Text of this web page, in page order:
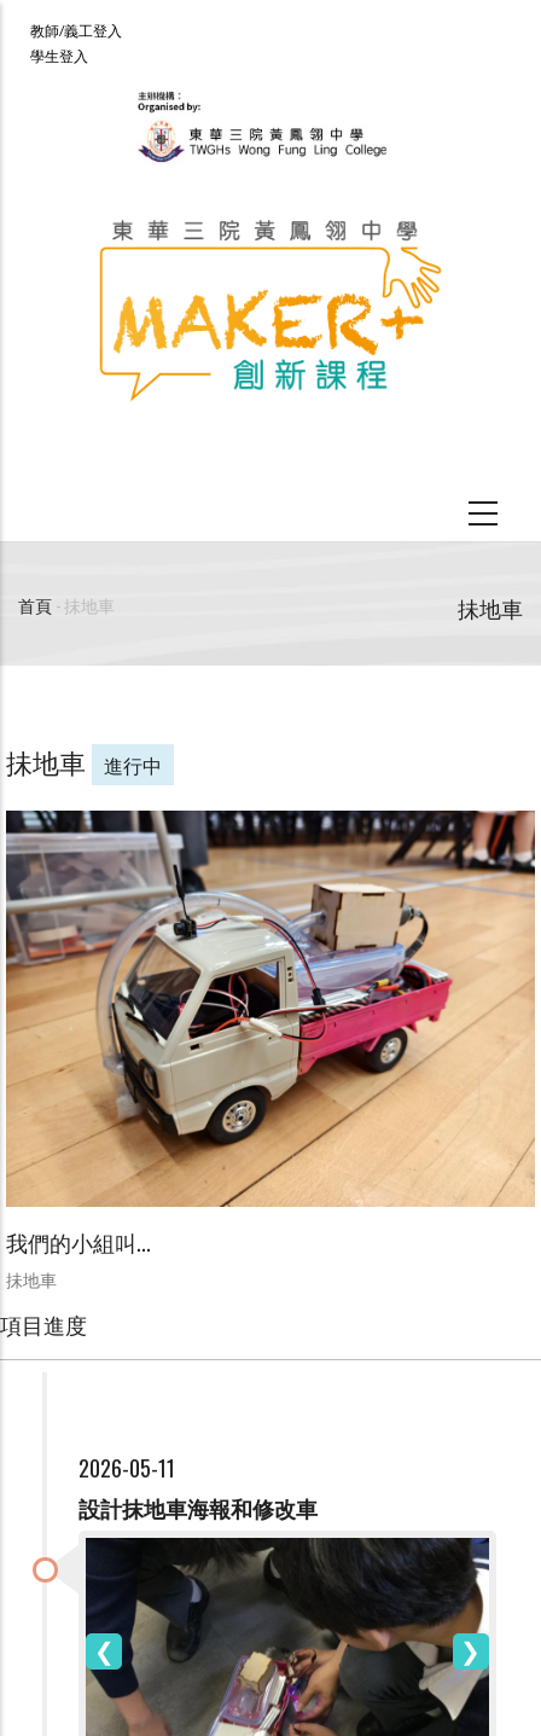
User
account
教師/義工登入
學生登入
抺地車
導
連
結
首頁 -抺地車
抺地車 進行中
我們的小組叫...
抺地車
項目進度
2026-05-11
設計抹地車海報和修改車